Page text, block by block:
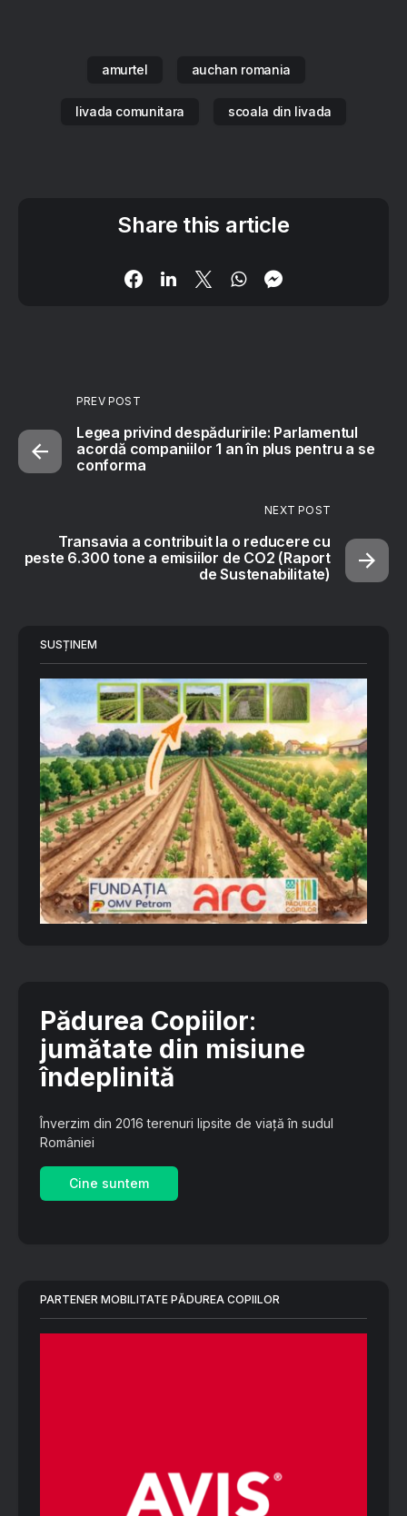
amurtel auchan romania
livada comunitara scoala din livada
Share this article
PREV POST
Legea privind despăduririle: Parlamentul
acordă companiilor 1 an în plus pentru a se
conforma
NEXT POST
Transavia a contribuit la o reducere cu
peste 6.300 tone a emisiilor de CO2 (Raport
de Sustenabilitate)
SUSȚINEM
Pădurea Copiilor:
jumătate din misiune
îndeplinită
Înverzim din 2016 terenuri lipsite de viață în sudul
României
Cine suntem
PARTENER MOBILITATE PĂDUREA COPIILOR